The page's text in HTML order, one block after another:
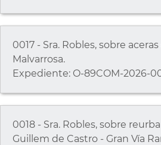
0017 - Sra. Robles, sobre
Malvarrosa.
Expediente: O-89COM-2026-
0018 - Sra. Robles, sobre
Guillem de Castro - Gran Vía